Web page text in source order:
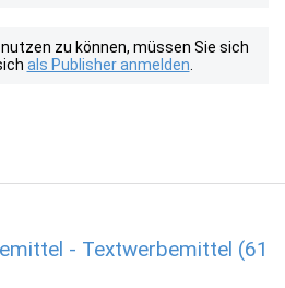
zu können, müssen Sie sich
als Publisher anmelden
- Textwerbemittel (61